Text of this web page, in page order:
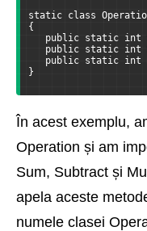
static class
{
public static int
public static int
public static int
}
În acest exemplu,
Operation și am
Sum, Subtract și
apela aceste
numele clasei